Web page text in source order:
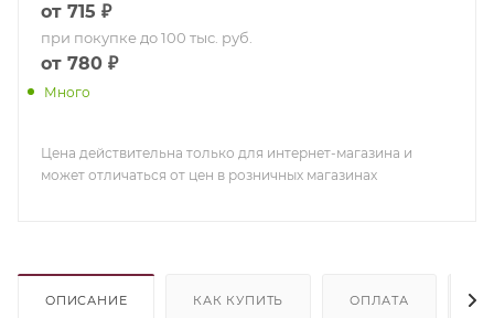
от 715 ₽
при покупке до 100 тыс. руб.
от 780 ₽
Много
Цена действительна только для интернет-магазина и
может отличаться от цен в розничных магазинах
ОПИСАНИЕ КАК КУПИТЬ ОПЛАТА